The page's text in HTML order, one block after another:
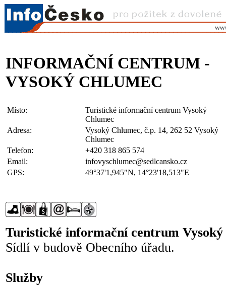
INFORMAČNÍ CENTRUM -
VYSOKÝ CHLUMEC
Místo:
Turistické informační centrum Vysoký
Chlumec
Adresa:
Vysoký Chlumec, č.p. 14, 262 52 Vysoký
Chlumec
Telefon:
+420 318 865 574
Email:
infovyschlumec@sedlcansko.cz
GPS:
49°37'1,945"N, 14°23'18,513"E
Turistické informační centrum Vysoký
Sídlí v budově Obecního úřadu.
Služby